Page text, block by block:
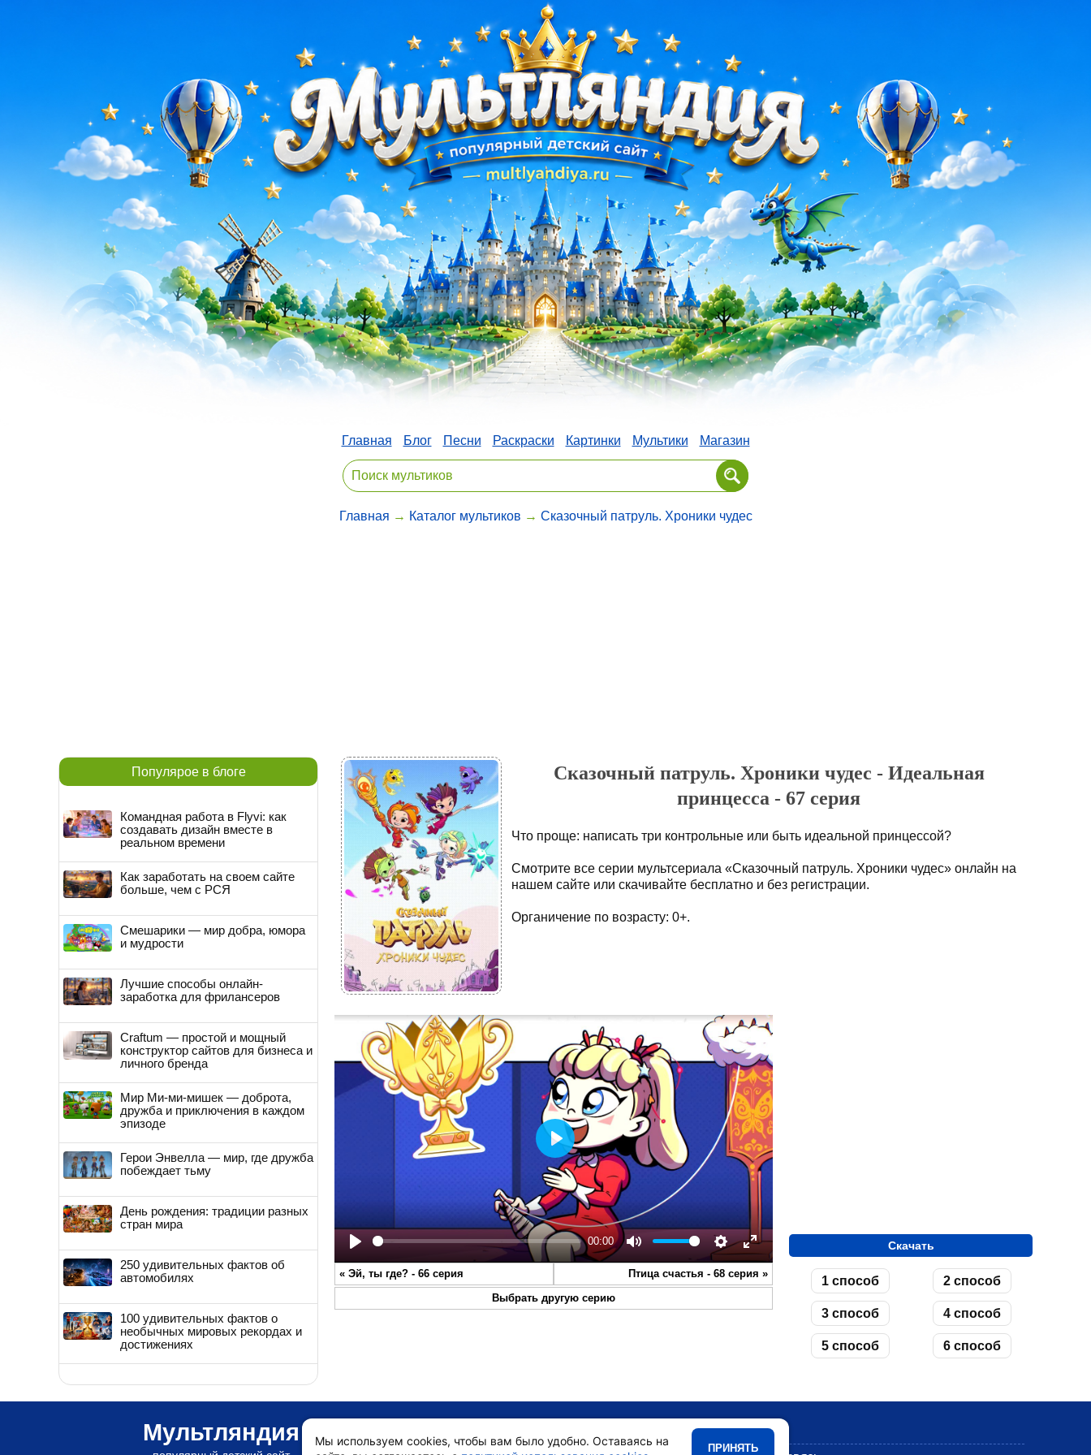
Главная Блог Песни Раскраски Картинки Мультики Магазин
Главная → Каталог мультиков → Сказочный патруль. Хроники чудес
Сказочный патруль. Хроники чудес - Идеальная
принцесса - 67 серия
Что проще: написать три контрольные или быть идеальной принцессой?
Смотрите все серии мультсериала «Сказочный патруль. Хроники чудес» онлайн на
нашем сайте или скачивайте бесплатно и без регистрации.
Органичение по возрасту: 0+.
Play
00:00
Mute Settings
Enter
fullscreen
Play
« Эй, ты где? - 66 серия Птица счастья - 68 серия »
Выбрать другую серию
Скачать
1 способ 2 способ
3 способ 4 способ
5 способ 6 способ
Популярое в блоге
Командная работа в Flyvi: как
создавать дизайн вместе в
реальном времени
Как заработать на своем сайте
больше, чем с РСЯ
Смешарики — мир добра, юмора
и мудрости
Лучшие способы онлайн-
заработка для фрилансеров
Craftum — простой и мощный
конструктор сайтов для бизнеса и
личного бренда
Мир Ми-ми-мишек — доброта,
дружба и приключения в каждом
эпизоде
Герои Энвелла — мир, где дружба
побеждает тьму
День рождения: традиции разных
стран мира
250 удивительных фактов об
автомобилях
100 удивительных фактов о
необычных мировых рекордах и
достижениях
Мультляндия •Мультики
Мы используем cookies, чтобы вам было удобно. Оставаясь на
ПРИНЯТЬ